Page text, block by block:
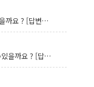
까요 ? [답변완료]
을까요 ? [답변완료]